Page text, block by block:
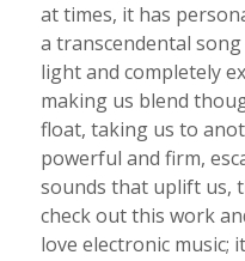
at times, it has
a transcendental
light and completely
making us blend
float, taking us to
powerful and firm,
sounds that uplift us,
check out this work
love electronic music;